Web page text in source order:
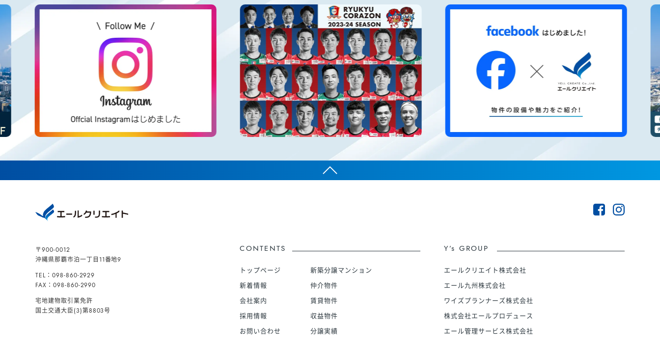
〒900-0012
沖縄県那覇市泊一丁目11番地9
TEL：098-860-2929
FAX：098-860-2990
宅地建物取引業免許
国土交通大臣(3)第8803号
CONTENTS
トップページ
新着情報
会社案内
採用情報
お問い合わせ
新築分譲マンション
仲介物件
賃貸物件
収益物件
分譲実績
Y’s GROUP
エールクリエイト株式会社
エール九州株式会社
ワイズプランナーズ株式会社
株式会社エールプロデュース
エール管理サービス株式会社